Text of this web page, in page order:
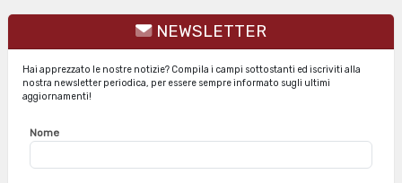
NEWSLETTER
Hai apprezzato le nostre notizie? Compila i campi sottostanti ed iscriviti alla
nostra newsletter periodica, per essere sempre informato sugli ultimi
aggiornamenti!
Nome